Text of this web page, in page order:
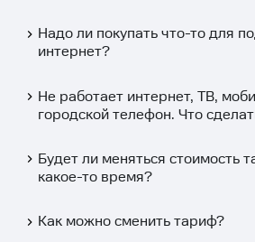
Надо ли покупать что-то для
интернет?
Не работает интернет, ТВ,
городской телефон. Что
Будет ли меняться стоимость
какое-то время?
Как можно сменить тариф?